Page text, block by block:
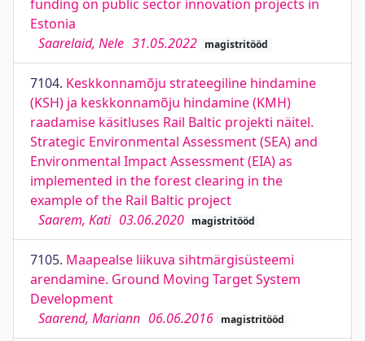
funding on public sector innovation projects in
Estonia
Saarelaid, Nele 31.05.2022 magistritööd
7104. Keskkonnamõju strateegiline hindamine
(KSH) ja keskkonnamõju hindamine (KMH)
raadamise käsitluses Rail Baltic projekti näitel.
Strategic Environmental Assessment (SEA) and
Environmental Impact Assessment (EIA) as
implemented in the forest clearing in the
example of the Rail Baltic project
Saarem, Kati 03.06.2020 magistritööd
7105. Maapealse liikuva sihtmärgisüsteemi
arendamine. Ground Moving Target System
Development
Saarend, Mariann 06.06.2016 magistritööd